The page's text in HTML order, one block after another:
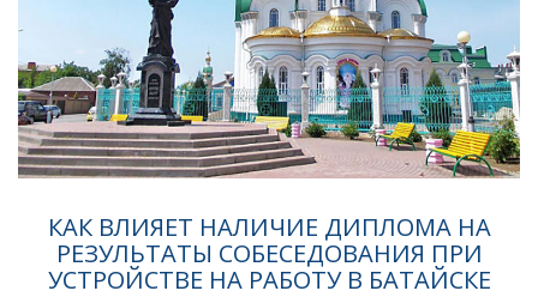
КАК ВЛИЯЕТ НАЛИЧИЕ ДИПЛОМА НА
РЕЗУЛЬТАТЫ СОБЕСЕДОВАНИЯ ПРИ
УСТРОЙСТВЕ НА РАБОТУ В БАТАЙСКЕ